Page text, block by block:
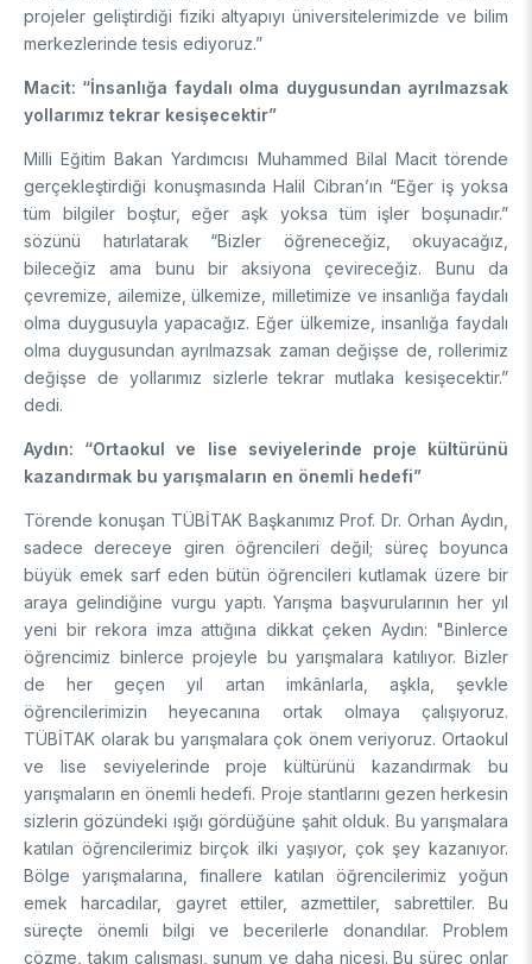
projeler geliştirdiği fiziki altyapıyı üniversitelerimizde ve bilim
merkezlerinde tesis ediyoruz.”
Macit: “İnsanlığa faydalı olma duygusundan ayrılmazsak
yollarımız tekrar kesişecektir”
Milli Eğitim Bakan Yardımcısı Muhammed Bilal Macit törende
gerçekleştirdiği konuşmasında Halil Cibran’ın “Eğer iş yoksa
tüm bilgiler boştur, eğer aşk yoksa tüm işler boşunadır.”
sözünü hatırlatarak “Bizler öğreneceğiz, okuyacağız,
bileceğiz ama bunu bir aksiyona çevireceğiz. Bunu da
çevremize, ailemize, ülkemize, milletimize ve insanlığa faydalı
olma duygusuyla yapacağız. Eğer ülkemize, insanlığa faydalı
olma duygusundan ayrılmazsak zaman değişse de, rollerimiz
değişse de yollarımız sizlerle tekrar mutlaka kesişecektir.”
dedi.
Aydın: “Ortaokul ve lise seviyelerinde proje kültürünü
kazandırmak bu yarışmaların en önemli hedefi”
Törende konuşan TÜBİTAK Başkanımız Prof. Dr. Orhan Aydın,
sadece dereceye giren öğrencileri değil; süreç boyunca
büyük emek sarf eden bütün öğrencileri kutlamak üzere bir
araya gelindiğine vurgu yaptı. Yarışma başvurularının her yıl
yeni bir rekora imza attığına dikkat çeken Aydın: "Binlerce
öğrencimiz binlerce projeyle bu yarışmalara katılıyor. Bizler
de her geçen yıl artan imkânlarla, aşkla, şevkle
öğrencilerimizin heyecanına ortak olmaya çalışıyoruz.
TÜBİTAK olarak bu yarışmalara çok önem veriyoruz. Ortaokul
ve lise seviyelerinde proje kültürünü kazandırmak bu
yarışmaların en önemli hedefi. Proje stantlarını gezen herkesin
sizlerin gözündeki ışığı gördüğüne şahit olduk. Bu yarışmalara
katılan öğrencilerimiz birçok ilki yaşıyor, çok şey kazanıyor.
Bölge yarışmalarına, finallere katılan öğrencilerimiz yoğun
emek harcadılar, gayret ettiler, azmettiler, sabrettiler. Bu
süreçte önemli bilgi ve becerilerle donandılar. Problem
çözme, takım çalışması, sunum ve daha nicesi. Bu süreç onlar